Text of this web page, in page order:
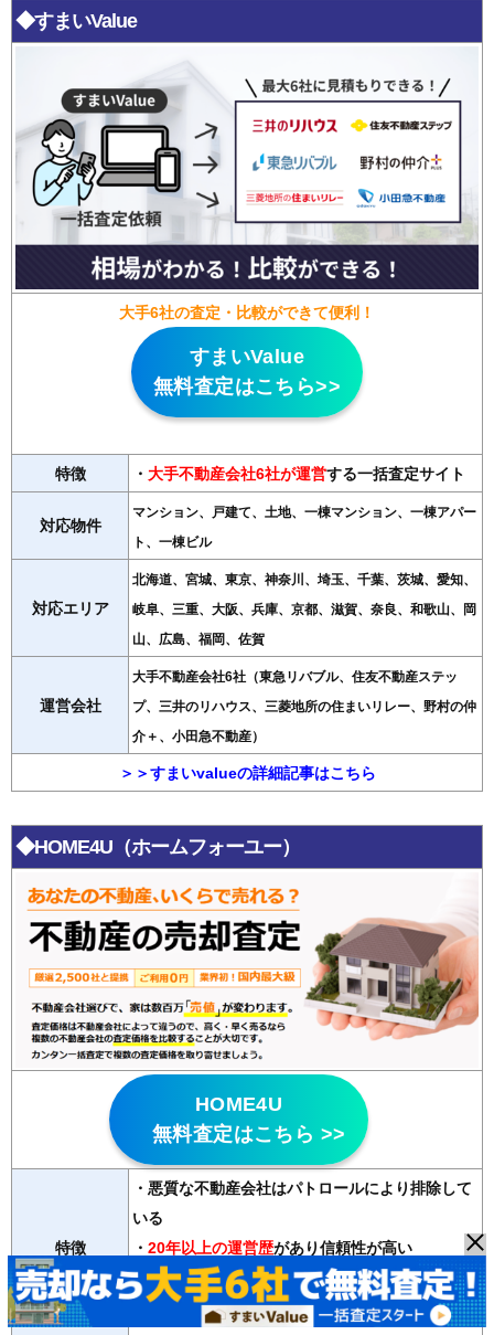
◆すまいValue
大手6社の査定・比較ができて便利！
すまいValue
無料査定はこちら>>
特徴 ・ 大手不動産会社6社が運営する一括査定サイト
対応物件
マンション、戸建て、土地、一棟マンション、一棟アパー
ト、一棟ビル
対応エリア
北海道、宮城、東京、神奈川、埼玉、千葉、茨城、愛知、
岐阜、三重、大阪、兵庫、京都、滋賀、奈良、和歌山、岡
山、広島、福岡、佐賀
運営会社
大手不動産会社6社（東急リバブル、住友不動産ステッ
プ、三井のリハウス、三菱地所の住まいリレー、野村の仲
介＋、小田急不動産）
＞＞すまいvalueの詳細記事はこちら
◆HOME4U（ホームフォーユー）
HOME4U
無料査定はこちら >>
特徴
・悪質な不動産会社はパトロールにより排除して
いる
・ 20年以上の運営歴があり信頼性が高い
・2500社の登録会社から最大6社の査定が無料で
受け取れる